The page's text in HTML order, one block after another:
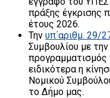
πράξης έγκρισης
έτους 2026.
Την υπ΄αριθμ. 29/
Συμβουλίου με
ειδικότερα η
Νομικού
το Δήμο μας.